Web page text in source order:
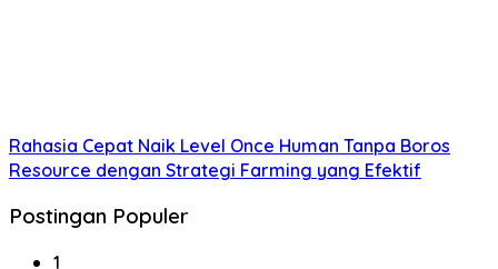
Rahasia Cepat Naik Level Once Human Tanpa Boros
Resource dengan Strategi Farming yang Efektif
Postingan Populer
1